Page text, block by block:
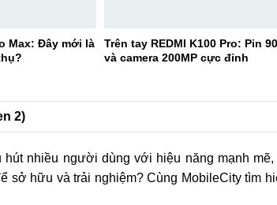
Max: Đây mới là
Trên tay REDMI K100 Pro: Pin
và camera 200MP cực đỉnh
2)
nhiều người dùng với hiệu năng mạnh mẽ,
sở hữu và trải nghiệm? Cùng MobileCity tìm